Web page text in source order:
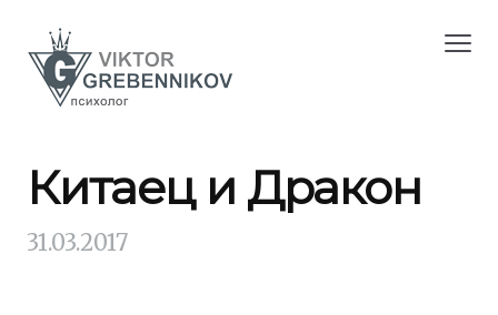
Китаец и Дракон
31.03.2017